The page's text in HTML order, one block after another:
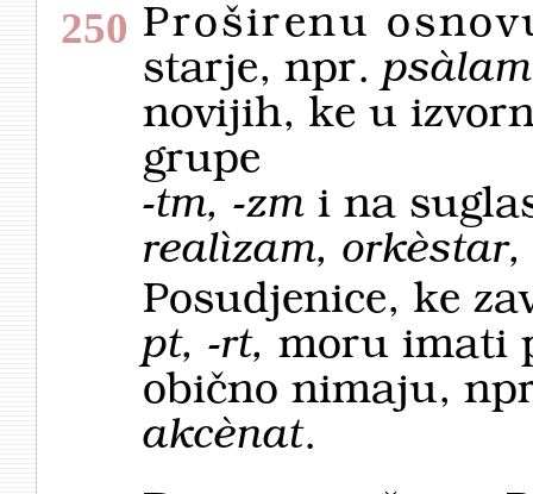
250 Proširenu
starje, npr.
novijih, ke u
grupe
-tm, -zm i na
realìzam,
Posudjenice, ke
pt, -rt, moru imati
obično nimaju,
akcènat.